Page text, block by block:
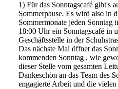
1) Für das Sonntagscafé gibt's
Sommerpause. Es wird also in
Sommermonate jeden Sonntag
18:00 Uhr ein Sonntagscafé in
Geschäftsstelle in der
Das nächste Mal öffnet das
kommenden Sonntag , wie
dieser Stelle vom gesamten
Dankeschön an das Team des
engagierte Arbeit und die